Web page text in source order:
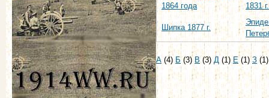
1864 года
1831 г.
Шипка 1877 г.
А(4)Б(3)В(3)Д (1)Е(1)З